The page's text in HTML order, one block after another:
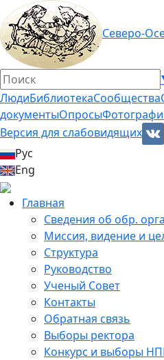
Северо-
ЛюдиБиблиотекаСообщества
документыОпросы
Версия для слабовидящих
Рус
Eng
Главная
Сведения об обр.
Миссия, видение и
Структура
Руководство
Ученый Совет
Контакты
Обратная связь
Выборы ректора
Конкурс и выборы